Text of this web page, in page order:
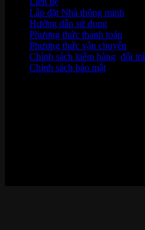
Lắp đặt Nhà thông minh
Hướng dẫn sử dụng
Phương thức thanh toán
Phương thức vận chuyển
Chính sách kiểm hàng đổi trả
Chính sách bảo mật